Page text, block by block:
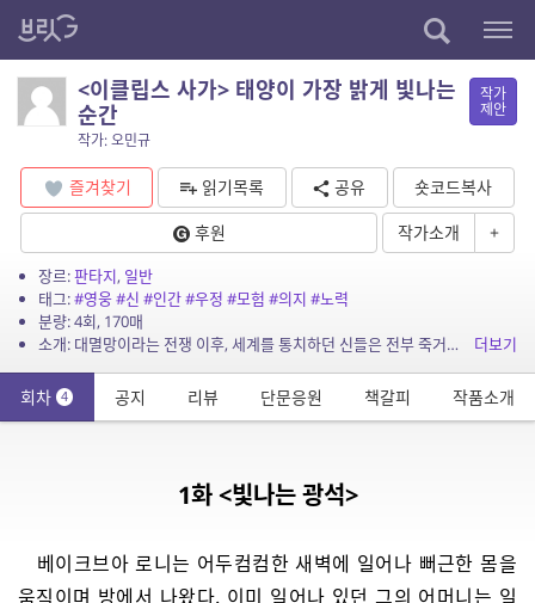
<이클립스 사가> 태양이 가장 밝게 빛나는
순간
작가: 오민규
작가
제안
즐겨찾기 읽기목록 공유
숏코드복사
후원
작가소개 +
장르:판타지, 일반
태그:#영웅#신 #인간#우정 #모험 #의지 #노력
분량: 4회, 170매
소개: 대멸망이라는 전쟁 이후, 세계를 통치하던 신들은 전부 죽거나 몸을 숨겼다. 그 이후 몇 백 년 후, 각 종족들은 자신만의 땅에서 살아간다. 인간과 서리 거인의 세계 경계선에 있는 ...
더보기
회차 4 공지 리뷰 단문응원 책갈피 작품소개
1화 <빛나는 광석>
베이크브아 로니는 어두컴컴한 새벽에 일어나 뻐근한 몸을
움직이며 방에서 나왔다. 이미 일어나 있던 그의 어머니는 일